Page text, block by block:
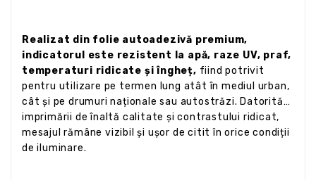
Realizat din folie autoadezivă premium,
indicatorul este rezistent la apă, raze UV, praf,
temperaturi ridicate și îngheț, fiind potrivit
pentru utilizare pe termen lung atât în mediul urban,
cât și pe drumuri naționale sau autostrăzi. Datorită
imprimării de înaltă calitate și contrastului ridicat,
mesajul rămâne vizibil și ușor de citit în orice condiții
de iluminare.